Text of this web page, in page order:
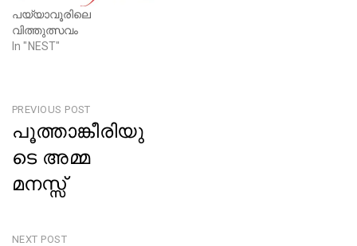
പയ്യാവൂരിലെ
വിത്തുത്സവം
In "NEST"
Post
navigation
PREVIOUS POST
പൂത്താങ്കീരിയു
ടെ അമ്മ
മനസ്സ്
NEXT POST